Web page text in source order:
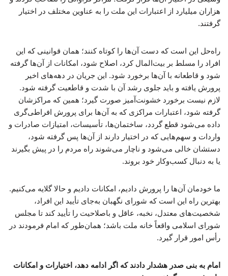
هزاران میلیارد از اعتبارات این ملت را به عناوین مختلف در اختیار
گرفتند.
راه‌حل این است که دست آن‌ها را کوتاه کنند؛ همان قوانینی که این
افراد را مسلط بر بیت‌المال کرد، اصلاح شود، امکانات از آن‌ها گرفته
شود و قاطعانه با آن‌ها برخورد شود. این جریان در دهه‌های اخیر
پرورش یافته و باید جلوی رشد آن با شدت و قاطعیت گرفته شود.
لازم نیست برخورد خشونت‌آمیز صورت گیرد؛ همین که مراکزشان
گرفته شود، اعتبارات مراکزی که به آن‌ها برای پرورش افراطی‌گری
داده می‌شود قطع گردد، ساختمان‌ها، تأسیسات، امتیازات صادرات و
واردات و سهم‌هایی که در اختیار دارند از آن‌ها پس گرفته شود،
دستشان خالی می‌شود و ناچار می‌شوند راه مردم را در پیش بگیرند
یا به دنبال کسب‌وکار خود بروند.
ما خودمان آن‌ها را پرورش دادیم، امکانات دادیم و حالا گلایه می‌کنیم.
بهترین راه این است که شورای نگهبان به‌جای تأیید این افراد،
شخصیت‌های معتدل، نخبه، عاقل و باصلاحیت را تأیید کند تا مجلس
شورای اسلامی واقعاً خانه ملت باشد؛ همان‌طور که امام فرمودند در
رأس امور قرار گیرد.
امام به بنی صدر هشدار دادند که اگر ادامه دهد، اختیارات و امکانات